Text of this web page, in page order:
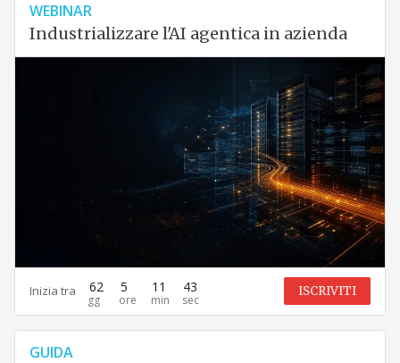
WEBINAR
Industrializzare l'AI agentica in azienda
Inizia tra 62 5 11 42 ISCRIVITI
GUIDA